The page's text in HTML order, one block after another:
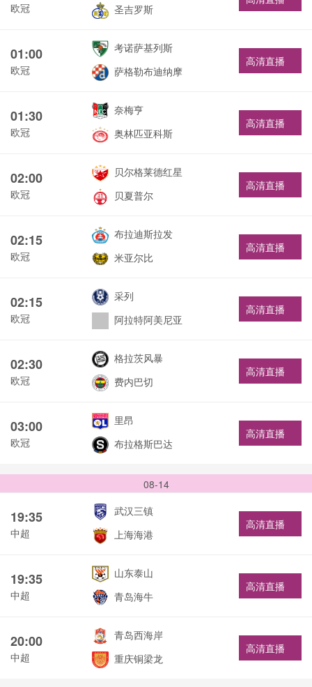
欧冠 圣吉罗斯
01:00
欧冠
考诺萨基列斯
萨格勒布迪纳摩
高清直播
01:30
欧冠
奈梅亨
奥林匹亚科斯
高清直播
02:00
欧冠
贝尔格莱德红星
贝夏普尔
高清直播
02:15
欧冠
布拉迪斯拉发
米亚尔比
高清直播
02:15
欧冠
采列
阿拉特阿美尼亚
高清直播
02:30
欧冠
格拉茨风暴
费内巴切
高清直播
03:00
欧冠
里昂
布拉格斯巴达
高清直播
08-14
19:35
中超
武汉三镇
上海海港
高清直播
19:35
中超
山东泰山
青岛海牛
高清直播
20:00
中超
青岛西海岸
重庆铜梁龙
高清直播